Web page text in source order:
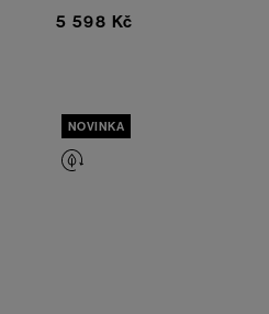
5 598 Kč
NOVINKA